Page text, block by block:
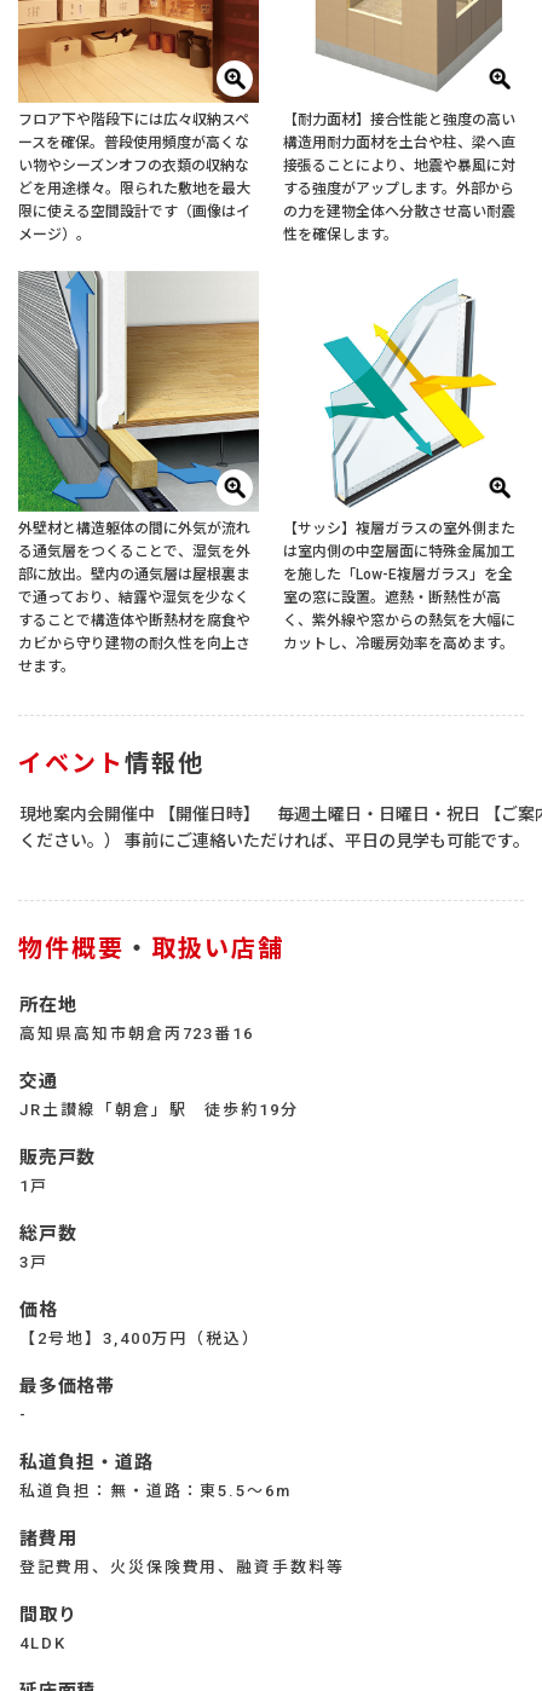
フロア下や階段下には広々収納スペ
ースを確保。普段使用頻度が高くな
い物やシーズンオフの衣類の収納な
どを用途様々。限られた敷地を最大
限に使える空間設計です（画像はイ
メージ）。
【耐力面材】接合性能と強度の高い
構造用耐力面材を土台や柱、梁へ直
接張ることにより、地震や暴風に対
する強度がアップします。外部から
の力を建物全体へ分散させ高い耐震
性を確保します。
外壁材と構造躯体の間に外気が流れ
る通気層をつくることで、湿気を外
部に放出。壁内の通気層は屋根裏ま
で通っており、結露や湿気を少なく
することで構造体や断熱材を腐食や
カビから守り建物の耐久性を向上さ
せます。
【サッシ】複層ガラスの室外側また
は室内側の中空層面に特殊金属加工
を施した「Low-E複層ガラス」を全
室の窓に設置。遮熱・断熱性が高
く、紫外線や窓からの熱気を大幅に
カットし、冷暖房効率を高めます。
イベント 情報他
現地案内会開催中 【開催日時】 毎週土曜日・日曜日・祝日 【ご
ください。） 事前にご連絡いただければ、平日の見学も可能です。
物件概要 ・ 取扱い店舗
所在地
高知県高知市朝倉丙723番16
交通
JR土讃線「朝倉」駅 徒歩約19分
販売戸数
1戸
総戸数
3戸
価格
【2号地】3,400万円（税込）
最多価格帯
-
私道負担・道路
私道負担：無・道路：東5.5～6m
諸費用
登記費用、火災保険費用、融資手数料等
間取り
4LDK